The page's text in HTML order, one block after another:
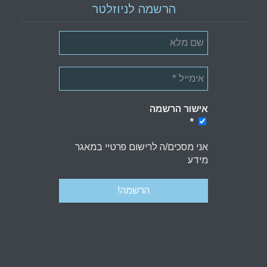
הרשמה לניוזלטר
אישור הרשמה
*
אני מסכים/ה לרישום פרטיי במאגר
מידע